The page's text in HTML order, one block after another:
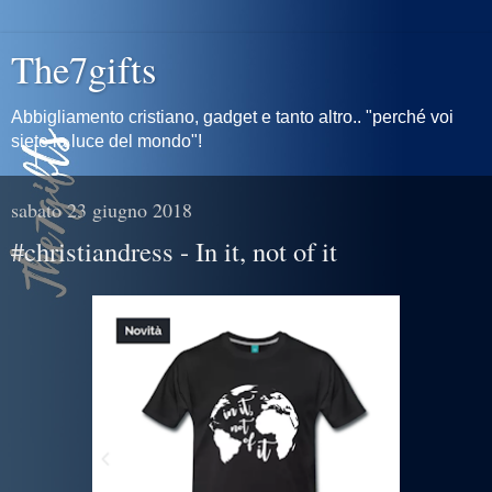
The7gifts
Abbigliamento cristiano, gadget e tanto altro.. "perché voi
siete la luce del mondo"!
sabato 23 giugno 2018
#christiandress - In it, not of it